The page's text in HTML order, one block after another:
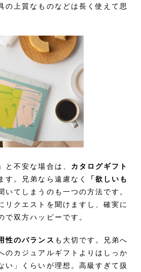
の上質なものなどは長く使えて思
と不安な場合は、 カタログギフト
す。兄弟なら遠慮なく
「欲しいも
いてしまうのも一つの方法です。
リクエストを聞けますし、確実に
で双方ハッピーです。
性のバランス も大切です。兄弟へ
のカジュアルギフトよりはしっか
い」くらいが理想。高級すぎて扱